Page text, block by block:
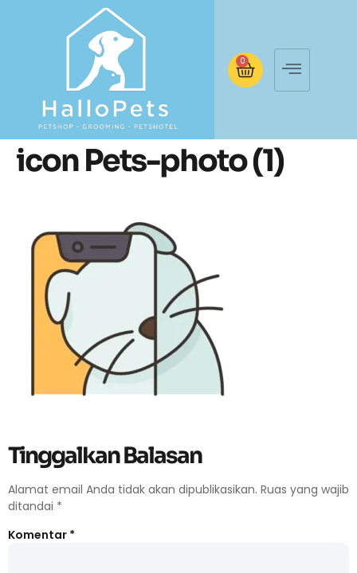
0
icon Pets-photo (1)
Tinggalkan Balasan
Alamat email Anda tidak akan dipublikasikan. Ruas yang wajib
ditandai *
Komentar *